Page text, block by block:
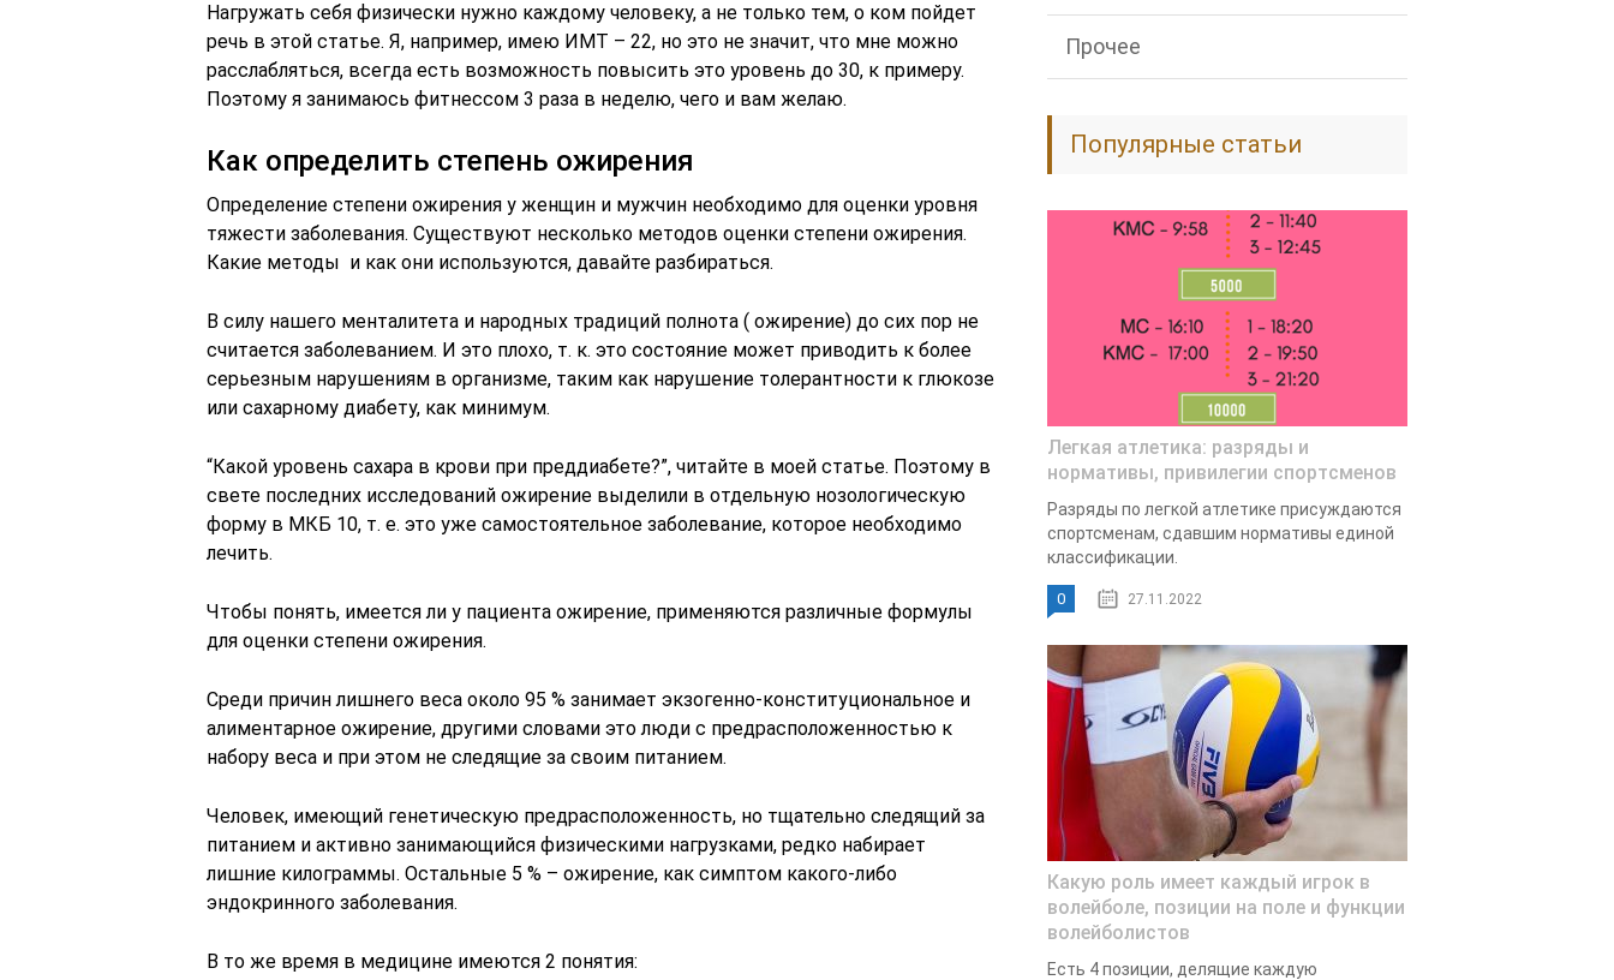
Нагружать себя физически нужно каждому человеку, а не только тем, о ком пойдет
речь в этой статье. Я, например, имею ИМТ – 22, но это не значит, что мне можно
расслабляться, всегда есть возможность повысить это уровень до 30, к примеру.
Поэтому я занимаюсь фитнессом 3 раза в неделю, чего и вам желаю.
Как определить степень ожирения
Определение степени ожирения у женщин и мужчин необходимо для оценки уровня
тяжести заболевания. Существуют несколько методов оценки степени ожирения.
Какие методы и как они используются, давайте разбираться.
В силу нашего менталитета и народных традиций полнота ( ожирение) до сих пор не
считается заболеванием. И это плохо, т. к. это состояние может приводить к более
серьезным нарушениям в организме, таким как нарушение толерантности к глюкозе
или сахарному диабету, как минимум.
“Какой уровень сахара в крови при преддиабете?”, читайте в моей статье. Поэтому в
свете последних исследований ожирение выделили в отдельную нозологическую
форму в МКБ 10, т. е. это уже самостоятельное заболевание, которое необходимо
лечить.
Чтобы понять, имеется ли у пациента ожирение, применяются различные формулы
для оценки степени ожирения.
Среди причин лишнего веса около 95 % занимает экзогенно-конституциональное и
алиментарное ожирение, другими словами это люди с предрасположенностью к
набору веса и при этом не следящие за своим питанием.
Человек, имеющий генетическую предрасположенность, но тщательно следящий за
питанием и активно занимающийся физическими нагрузками, редко набирает
лишние килограммы. Остальные 5 % – ожирение, как симптом какого-либо
эндокринного заболевания.
В то же время в медицине имеются 2 понятия:
Прочее
Популярные статьи
Легкая атлетика: разряды и
нормативы, привилегии спортсменов
Разряды по легкой атлетике присуждаются
спортсменам, сдавшим нормативы единой
классификации.
0 27.11.2022
Какую роль имеет каждый игрок в
волейболе, позиции на поле и функции
волейболистов
Есть 4 позиции, делящие каждую